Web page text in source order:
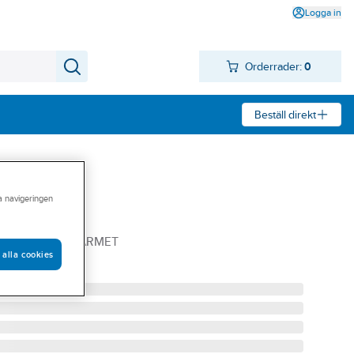
Logga in
Orderrader: 0
Beställ direkt
GUARDIO ARMET
navigeringen
alla cookies